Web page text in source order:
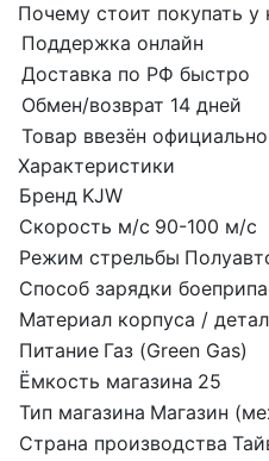
Почему стоит покупать у
Поддержка онлайн
Доставка по РФ быстро
Обмен/возврат 14 дней
Товар ввезён официально
Характеристики
Бренд KJW
Скорость м/с 90-100 м/с
Режим стрельбы
Способ зарядки
Материал корпуса /
Питание Газ (Green Gas)
Ёмкость магазина 25
Тип магазина Магазин
Страна производства